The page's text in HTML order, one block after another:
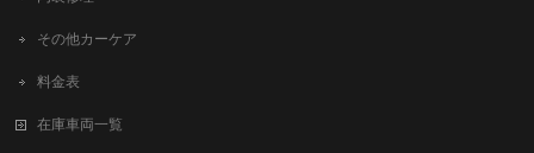
その他カーケア
料金表
在庫車両一覧